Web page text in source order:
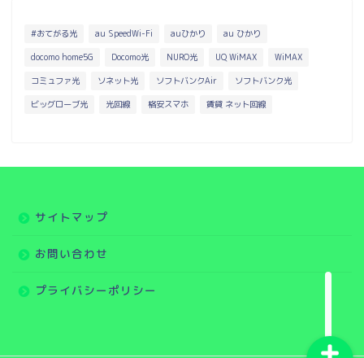
#おてがる光 au SpeedWi-Fi auひかり au ひかり
docomo home5G Docomo光 NURO光 UQ WiMAX WiMAX
コミュファ光 ソネット光 ソフトバンクAir ソフトバンク光
ビッグローブ光 光回線 格安スマホ 賃貸 ネット回線
サイトマップ
お問い合わせ
プライバシーポリシー